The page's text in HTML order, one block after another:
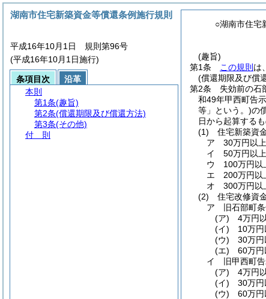
○湖南市住宅
(趣旨)
第1条
この規則 は、
(償還期限及び償
第2条
失効前の石
和49年甲西町告
等」という。)の
日から起算するも
(1)
住宅新築資
ア
30万円以
イ
50万円以
ウ
100万円
エ
200万円
オ
300万円
(2)
住宅改修資
ア
旧石部町
(ア)
4万円
(イ)
10万
(ウ)
30万
(エ)
60万
イ
旧甲西町
(ア)
4万円
(イ)
30万
(ウ)
60万
湖南市住宅新築資金等償還条例施行規則
平成16年10月1日 規則第96号
(平成16年10月1日施行)
条項目次
沿革
本則
第1条(趣旨)
第2条(償還期限及び償還方法)
第3条(その他)
付 則